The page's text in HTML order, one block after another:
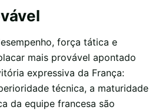
força tática e
mais provável apontado
expressiva da França:
técnica, a maturidade
da equipe francesa são